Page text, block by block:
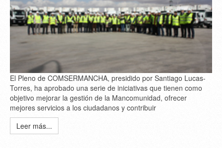
El Pleno de COMSERMANCHA, presidido por Santiago Lucas-
Torres, ha aprobado una serie de iniciativas que tienen como
objetivo mejorar la gestión de la Mancomunidad, ofrecer
mejores servicios a los ciudadanos y contribuir
Leer más...